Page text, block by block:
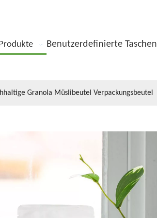
Benutzerdefinierte Taschen
Granola Müslibeutel Verpackungsbeutel